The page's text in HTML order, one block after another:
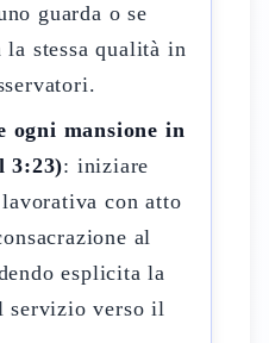
guarda o se
la stessa qualità in
ogni mansione in
3:23): iniziare
con atto
al
esplicita la
servizio verso il